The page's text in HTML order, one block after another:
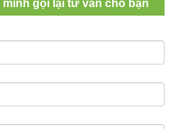
gọi lại tư vấn cho bạn